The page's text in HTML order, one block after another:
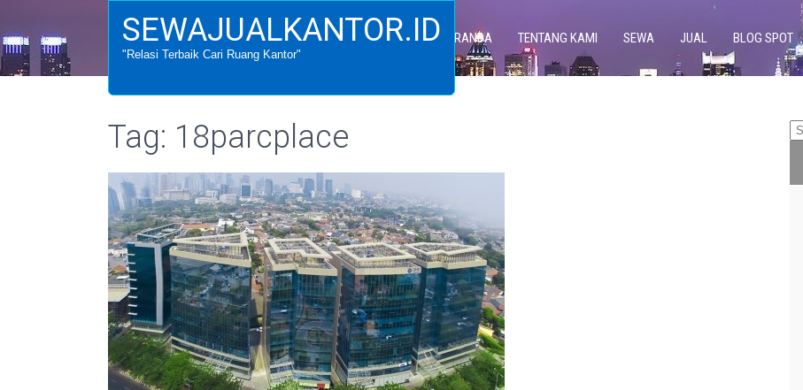
SEWAJUALKANTOR.ID
"Relasi Terbaik Cari Ruang Kantor"
BERANDA TENTANG KAMI SEWA JUAL BLOG SPOT
Tag: 18parcplace